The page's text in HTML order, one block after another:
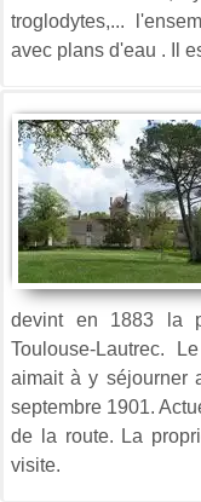
troglodytes,...
avec plans d'eau . Il
devint en 1883 la
Toulouse-Lautrec.
aimait à y séjourner
septembre 1901.
de la route. La
visite.